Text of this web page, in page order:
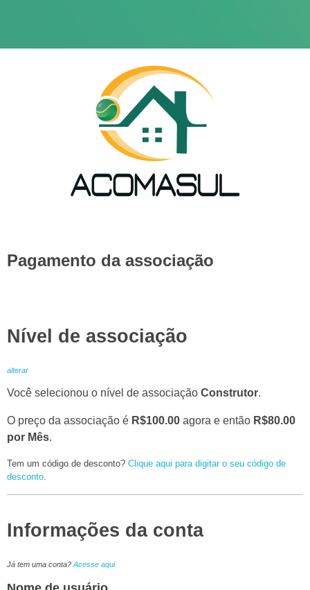
Pagamento da associação
Nível de associação
alterar
Você selecionou o nível de associação Construtor.
O preço da associação é R$100.00 agora e então R$80.00
por Mês.
Tem um código de desconto? Clique aqui para digitar o seu código de
desconto
Informações da conta
Já tem uma conta? Acesse aqui